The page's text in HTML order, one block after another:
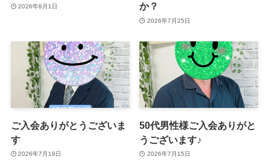
2026年8月1日
か？
2026年7月25日
ご入会ありがとうございま
す
2026年7月19日
50代男性様ご入会ありがと
うございます♪
2026年7月15日